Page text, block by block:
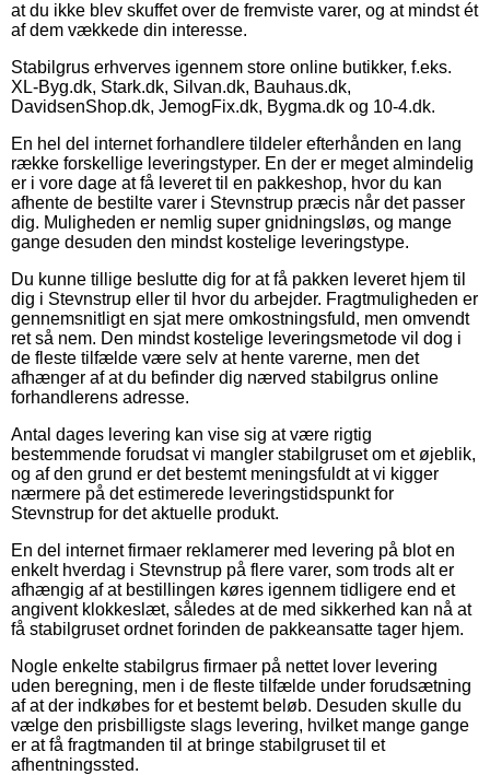
at du ikke blev skuffet over de fremviste varer, og at mindst ét
af dem vækkede din interesse.
Stabilgrus erhverves igennem store online butikker, f.eks.
XL-Byg.dk, Stark.dk, Silvan.dk, Bauhaus.dk,
DavidsenShop.dk, JemogFix.dk, Bygma.dk og 10-4.dk.
En hel del internet forhandlere tildeler efterhånden en lang
række forskellige leveringstyper. En der er meget almindelig
er i vore dage at få leveret til en pakkeshop, hvor du kan
afhente de bestilte varer i Stevnstrup præcis når det passer
dig. Muligheden er nemlig super gnidningsløs, og mange
gange desuden den mindst kostelige leveringstype.
Du kunne tillige beslutte dig for at få pakken leveret hjem til
dig i Stevnstrup eller til hvor du arbejder. Fragtmuligheden er
gennemsnitligt en sjat mere omkostningsfuld, men omvendt
ret så nem. Den mindst kostelige leveringsmetode vil dog i
de fleste tilfælde være selv at hente varerne, men det
afhænger af at du befinder dig nærved stabilgrus online
forhandlerens adresse.
Antal dages levering kan vise sig at være rigtig
bestemmende forudsat vi mangler stabilgruset om et øjeblik,
og af den grund er det bestemt meningsfuldt at vi kigger
nærmere på det estimerede leveringstidspunkt for
Stevnstrup for det aktuelle produkt.
En del internet firmaer reklamerer med levering på blot en
enkelt hverdag i Stevnstrup på flere varer, som trods alt er
afhængig af at bestillingen køres igennem tidligere end et
angivent klokkeslæt, således at de med sikkerhed kan nå at
få stabilgruset ordnet forinden de pakkeansatte tager hjem.
Nogle enkelte stabilgrus firmaer på nettet lover levering
uden beregning, men i de fleste tilfælde under forudsætning
af at der indkøbes for et bestemt beløb. Desuden skulle du
vælge den prisbilligste slags levering, hvilket mange gange
er at få fragtmanden til at bringe stabilgruset til et
afhentningssted.